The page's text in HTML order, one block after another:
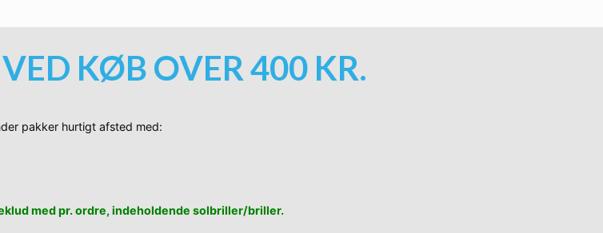
KØB OVER 400 KR.
pakker hurtigt afsted med:
med pr. ordre, indeholdende solbriller/briller.